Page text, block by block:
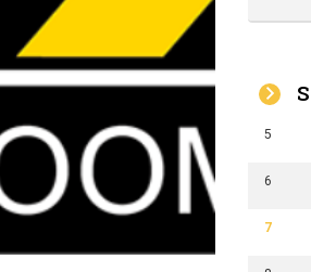
5
6
7